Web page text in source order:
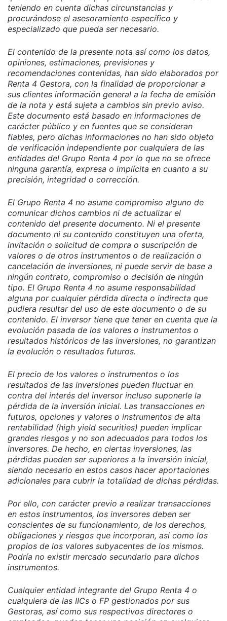
teniendo en cuenta dichas circunstancias y
procurándose el asesoramiento específico y
especializado que pueda ser necesario.
El contenido de la presente nota así como los datos,
opiniones, estimaciones, previsiones y
recomendaciones contenidas, han sido elaborados por
Renta 4 Gestora, con la finalidad de proporcionar a
sus clientes información general a la fecha de emisión
de la nota y está sujeta a cambios sin previo aviso.
Este documento está basado en informaciones de
carácter público y en fuentes que se consideran
fiables, pero dichas informaciones no han sido objeto
de verificación independiente por cualquiera de las
entidades del Grupo Renta 4 por lo que no se ofrece
ninguna garantía, expresa o implícita en cuanto a su
precisión, integridad o corrección.
El Grupo Renta 4 no asume compromiso alguno de
comunicar dichos cambios ni de actualizar el
contenido del presente documento. Ni el presente
documento ni su contenido constituyen una oferta,
invitación o solicitud de compra o suscripción de
valores o de otros instrumentos o de realización o
cancelación de inversiones, ni puede servir de base a
ningún contrato, compromiso o decisión de ningún
tipo. El Grupo Renta 4 no asume responsabilidad
alguna por cualquier pérdida directa o indirecta que
pudiera resultar del uso de este documento o de su
contenido. El inversor tiene que tener en cuenta que la
evolución pasada de los valores o instrumentos o
resultados históricos de las inversiones, no garantizan
la evolución o resultados futuros.
El precio de los valores o instrumentos o los
resultados de las inversiones pueden fluctuar en
contra del interés del inversor incluso suponerle la
pérdida de la inversión inicial. Las transacciones en
futuros, opciones y valores o instrumentos de alta
rentabilidad (high yield securities) pueden implicar
grandes riesgos y no son adecuados para todos los
inversores. De hecho, en ciertas inversiones, las
pérdidas pueden ser superiores a la inversión inicial,
siendo necesario en estos casos hacer aportaciones
adicionales para cubrir la totalidad de dichas pérdidas.
Por ello, con carácter previo a realizar transacciones
en estos instrumentos, los inversores deben ser
conscientes de su funcionamiento, de los derechos,
obligaciones y riesgos que incorporan, así como los
propios de los valores subyacentes de los mismos.
Podría no existir mercado secundario para dichos
instrumentos.
Cualquier entidad integrante del Grupo Renta 4 o
cualquiera de las IICs o FP gestionados por sus
Gestoras, así como sus respectivos directores o